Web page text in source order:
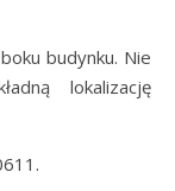
budynku. Nie
lokalizację